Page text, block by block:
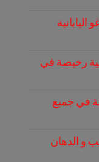
رخيصة في
في جميع
و الدهان